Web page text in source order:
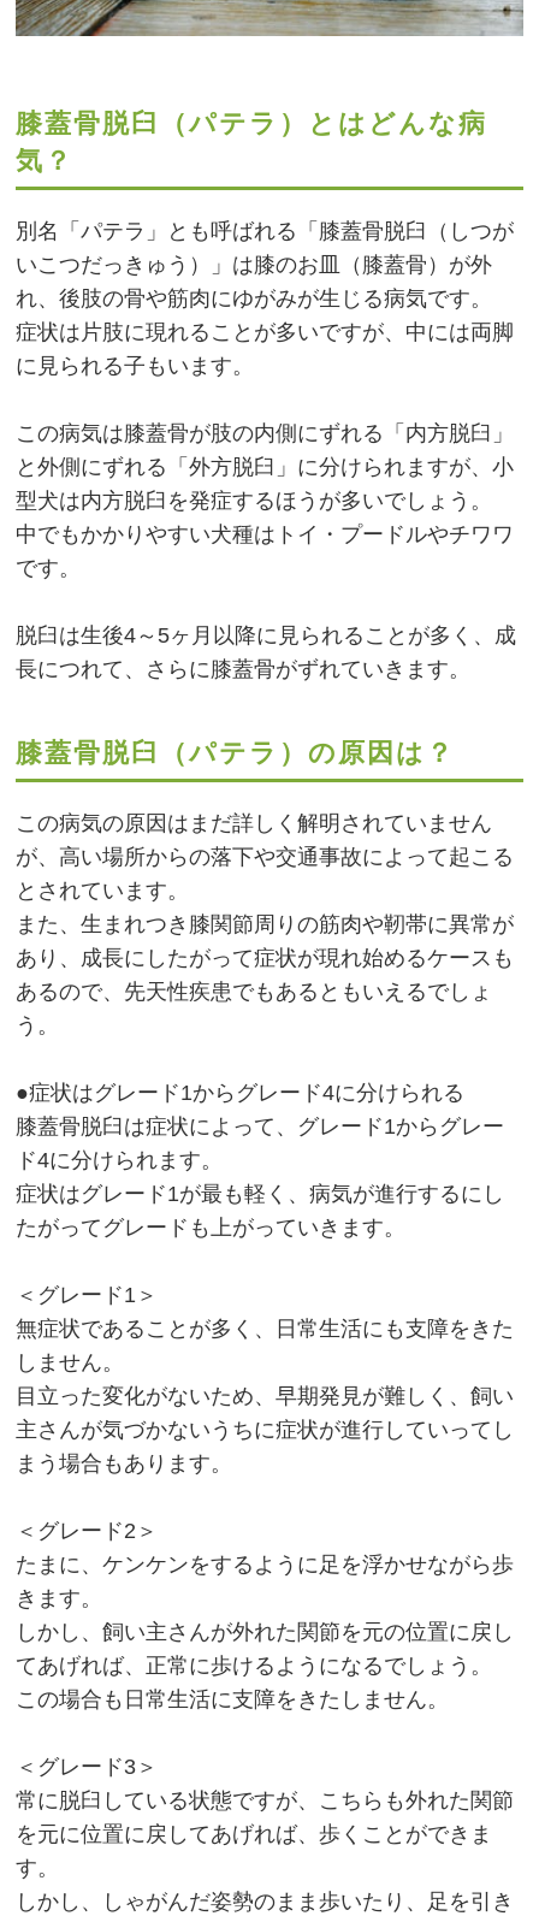
膝蓋骨脱臼（パテラ）とはどんな病
気？
別名「パテラ」とも呼ばれる「膝蓋骨脱臼（しつが
いこつだっきゅう）」は膝のお皿（膝蓋骨）が外
れ、後肢の骨や筋肉にゆがみが生じる病気です。
症状は片肢に現れることが多いですが、中には両脚
に見られる子もいます。
この病気は膝蓋骨が肢の内側にずれる「内方脱臼」
と外側にずれる「外方脱臼」に分けられますが、小
型犬は内方脱臼を発症するほうが多いでしょう。
中でもかかりやすい犬種はトイ・プードルやチワワ
です。
脱臼は生後4～5ヶ月以降に見られることが多く、成
長につれて、さらに膝蓋骨がずれていきます。
膝蓋骨脱臼（パテラ）の原因は？
この病気の原因はまだ詳しく解明されていません
が、高い場所からの落下や交通事故によって起こる
とされています。
また、生まれつき膝関節周りの筋肉や靭帯に異常が
あり、成長にしたがって症状が現れ始めるケースも
あるので、先天性疾患でもあるともいえるでしょ
う。
●症状はグレード1からグレード4に分けられる
膝蓋骨脱臼は症状によって、グレード1からグレー
ド4に分けられます。
症状はグレード1が最も軽く、病気が進行するにし
たがってグレードも上がっていきます。
＜グレード1＞
無症状であることが多く、日常生活にも支障をきた
しません。
目立った変化がないため、早期発見が難しく、飼い
主さんが気づかないうちに症状が進行していってし
まう場合もあります。
＜グレード2＞
たまに、ケンケンをするように足を浮かせながら歩
きます。
しかし、飼い主さんが外れた関節を元の位置に戻し
てあげれば、正常に歩けるようになるでしょう。
この場合も日常生活に支障をきたしません。
＜グレード3＞
常に脱臼している状態ですが、こちらも外れた関節
を元に位置に戻してあげれば、歩くことができま
す。
しかし、しゃがんだ姿勢のまま歩いたり、足を引き